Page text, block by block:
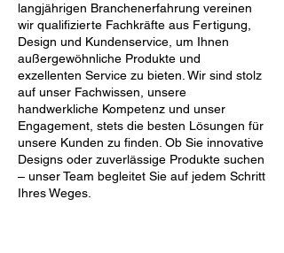
langjährigen Branchenerfahrung vereinen
wir qualifizierte Fachkräfte aus Fertigung,
Design und Kundenservice, um Ihnen
außergewöhnliche Produkte und
exzellenten Service zu bieten. Wir sind stolz
auf unser Fachwissen, unsere
handwerkliche Kompetenz und unser
Engagement, stets die besten Lösungen für
unsere Kunden zu finden. Ob Sie innovative
Designs oder zuverlässige Produkte suchen
– unser Team begleitet Sie auf jedem Schritt
Ihres Weges.